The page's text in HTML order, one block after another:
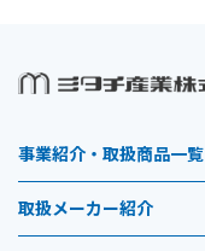
事業紹介・取扱商品一覧
取扱メーカー紹介